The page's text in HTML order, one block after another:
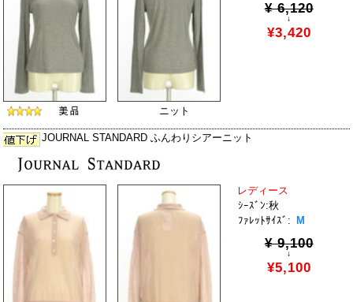
¥ 6,120
↓
¥3,420
ニット
JOURNAL STANDARD ふんわりシアーニット
レディース
ｼｰｽﾞﾝ:秋
ﾌｧﾚｯﾄｻｲｽﾞ: M
¥ 9,100
↓
¥5,100